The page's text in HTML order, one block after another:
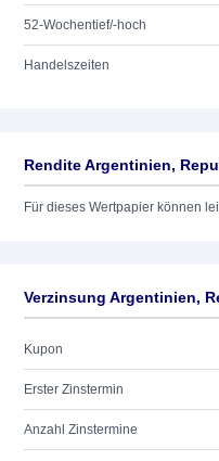
52-Wochentief/-hoch
Handelszeiten
Rendite Argentinien,
Für dieses Wertpapier können
Verzinsung Argentinien,
Kupon
Erster Zinstermin
Anzahl Zinstermine